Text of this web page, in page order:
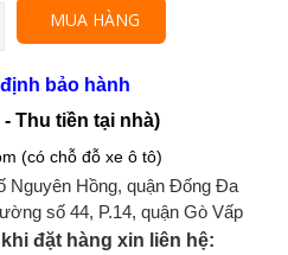
MUA HÀNG
bảo hành
Thu tiền tại nhà)
(có chỗ đỗ xe ô tô)
Nguyên Hồng, quận Đống Đa
số 44, P.14, quận Gò Vấp
đặt hàng xin liên hệ: